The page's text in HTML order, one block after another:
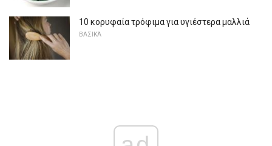
10 κορυφαία τρόφιμα για υγιέστερα μαλλιά
ΒΑΣΙΚΆ